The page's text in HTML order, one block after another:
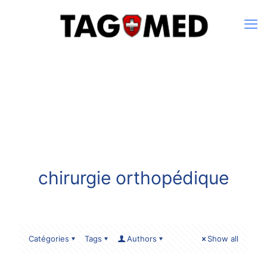
chirurgie orthopédique
Catégories Tags Authors Show all